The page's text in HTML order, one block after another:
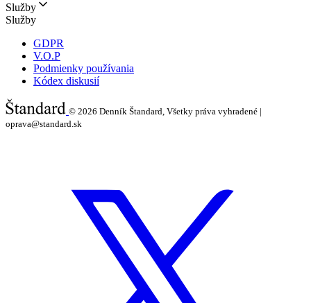
Služby
Služby
GDPR
V.O.P
Podmienky používania
Kódex diskusií
© 2026 Denník Štandard, Všetky práva vyhradené |
oprava@standard.sk